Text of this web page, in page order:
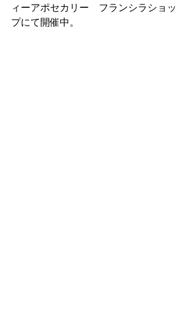
ィーアポセカリー　フランシラショッ
プにて開催中。